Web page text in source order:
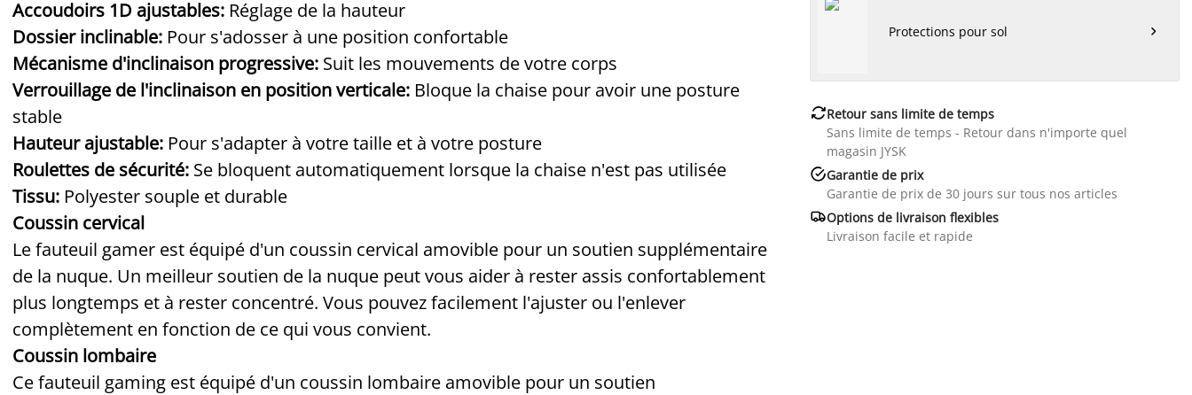
Accoudoirs 1D ajustables: Réglage de la hauteur
Dossier inclinable: Pour s'adosser à une position confortable
Mécanisme d'inclinaison progressive: Suit les mouvements de votre corps
Verrouillage de l'inclinaison en position verticale: Bloque la chaise pour avoir une posture
stable
Hauteur ajustable: Pour s'adapter à votre taille et à votre posture
Roulettes de sécurité: Se bloquent automatiquement lorsque la chaise n'est pas utilisée
Tissu: Polyester souple et durable
Coussin cervical
Le fauteuil gamer est équipé d'un coussin cervical amovible pour un soutien supplémentaire
de la nuque. Un meilleur soutien de la nuque peut vous aider à rester assis confortablement
plus longtemps et à rester concentré. Vous pouvez facilement l'ajuster ou l'enlever
complètement en fonction de ce qui vous convient.
Coussin lombaire
Ce fauteuil gaming est équipé d'un coussin lombaire amovible pour un soutien
Protections pour sol 
Retour sans limite de temps
Sans limite de temps - Retour dans n'importe quel
magasin JYSK
Garantie de prix
Garantie de prix de 30 jours sur tous nos articles
Options de livraison flexibles
Livraison facile et rapide